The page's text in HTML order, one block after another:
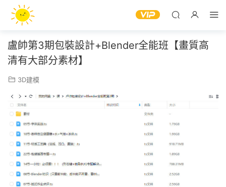
盧帥第3期包裝設計+Blender全能班【畫質高
清有大部分素材】
3D建模